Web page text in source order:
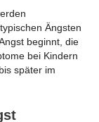
Ängsten
beginnt, die
bei Kindern
später im